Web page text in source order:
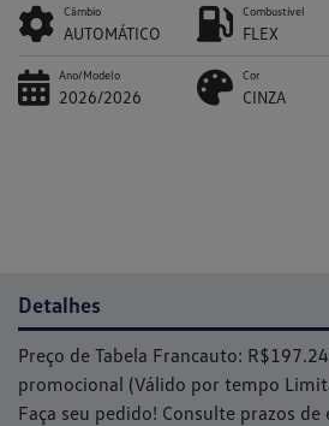
Câmbio
AUTOMÁTICO
Combustível
FLEX
Ano/Modelo
2026/2026
Cor
CINZA
Detalhes
Preço de Tabela Francauto:
promocional (Válido por tempo
Faça seu pedido! Consulte prazos de